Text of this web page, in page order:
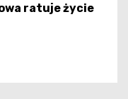
ratuje życie